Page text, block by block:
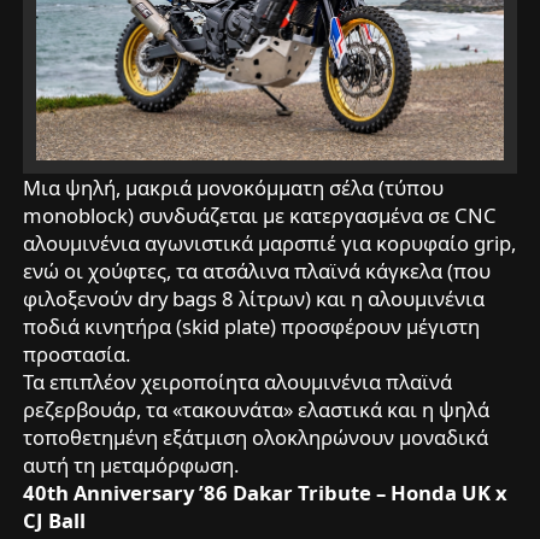
Μια ψηλή, μακριά μονοκόμματη σέλα (τύπου
monoblock) συνδυάζεται με κατεργασμένα σε CNC
αλουμινένια αγωνιστικά μαρσπιέ για κορυφαίο grip,
ενώ οι χούφτες, τα ατσάλινα πλαϊνά κάγκελα (που
φιλοξενούν dry bags 8 λίτρων) και η αλουμινένια
ποδιά κινητήρα (skid plate) προσφέρουν μέγιστη
προστασία.
Τα επιπλέον χειροποίητα αλουμινένια πλαϊνά
ρεζερβουάρ, τα «τακουνάτα» ελαστικά και η ψηλά
τοποθετημένη εξάτμιση ολοκληρώνουν μοναδικά
αυτή τη μεταμόρφωση.
40th Anniversary ’86 Dakar Tribute – Honda UK x
CJ Ball